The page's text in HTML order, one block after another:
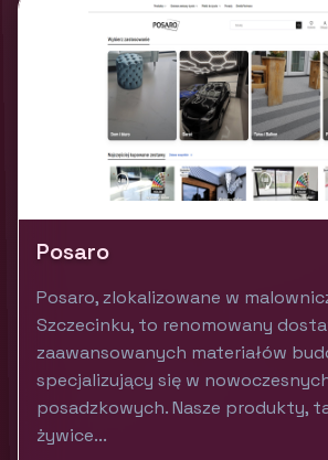
Posaro
Posaro, zlokalizowane w
Szczecinku, to renomowany
zaawansowanych materiałów
specjalizujący się w
posadzkowych. Nasze produkty,
żywice...